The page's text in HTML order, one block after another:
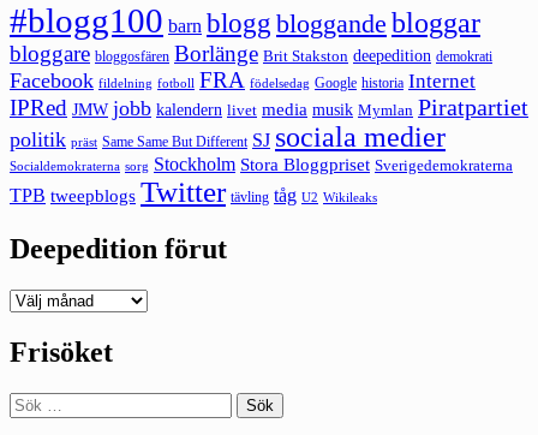
#blogg100 barn blogg bloggande bloggar
bloggare bloggosfären Borlänge Brit Stakston deepedition demokrati
Facebook fildelning fotboll FRA födelsedag Google historia Internet
IPRed JMW jobb kalendern livet media musik Mymlan Piratpartiet
politik präst Same Same But Different SJ sociala medier
Socialdemokraterna sorg Stockholm Stora Bloggpriset Sverigedemokraterna
TPB tweepblogs Twitter tävling tåg U2 Wikileaks
Deepedition förut
Deepedition
Frisöket
Sök
efter: